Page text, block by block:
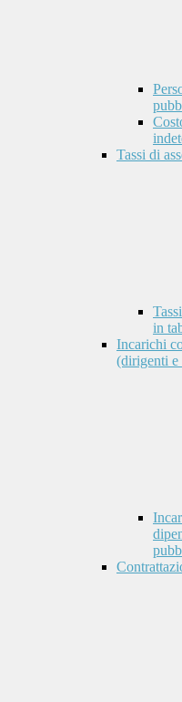
Tassi di
in
Incarichi
(dirigenti